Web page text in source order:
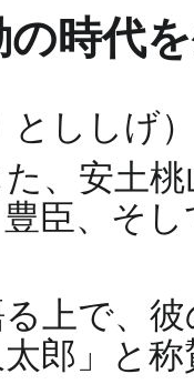
の時代
ししげ
、安土
臣、そ
上で、
郎」と